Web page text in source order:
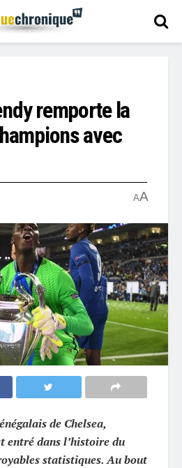
remporte la
avec
AA
de Chelsea,
entré dans l’histoire du
statistiques. Au bout